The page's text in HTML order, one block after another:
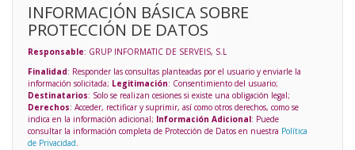
INFORMACIÓN BÁSICA SOBRE
PROTECCIÓN DE DATOS
Responsable: GRUP INFORMATIC DE SERVEIS, S.L
Finalidad: Responder las consultas planteadas por el usuario y enviarle la
información solicitada; Legitimación: Consentimiento del usuario;
Destinatarios: Solo se realizan cesiones si existe una obligación legal;
Derechos: Acceder, rectificar y suprimir, así como otros derechos, como se
indica en la información adicional; Información Adicional: Puede
consultar la información completa de Protección de Datos en nuestra Política
de Privacidad.